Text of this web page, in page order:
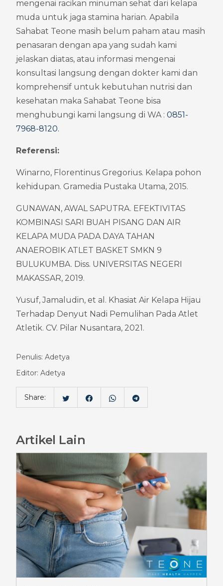
mengenai racikan minuman sehat dari kelapa
muda untuk jaga stamina harian. Apabila
Sahabat Teone masih belum paham atau masih
penasaran dengan apa yang sudah kami
jelaskan diatas, atau informasi mengenai
konsultasi langsung dengan dokter kami dan
komprehensif untuk kebutuhan nutrisi dan
kesehatan maka Sahabat Teone bisa
menghubungi kami langsung di WA : 0851-
7968-8120.
Referensi:
Winarno, Florentinus Gregorius. Kelapa pohon
kehidupan. Gramedia Pustaka Utama, 2015.
GUNAWAN, AWAL SAPUTRA. EFEKTIVITAS
KOMBINASI SARI BUAH PISANG DAN AIR
KELAPA MUDA PADA DAYA TAHAN
ANAEROBIK ATLET BASKET SMKN 9
BULUKUMBA. Diss. UNIVERSITAS NEGERI
MAKASSAR, 2019.
Yusuf, Jamaludin, et al. Khasiat Air Kelapa Hijau
Terhadap Denyut Nadi Pemulihan Pada Atlet
Atletik. CV. Pilar Nusantara, 2021.
Penulis: Adetya
Editor: Adetya
Share:
Artikel Lain